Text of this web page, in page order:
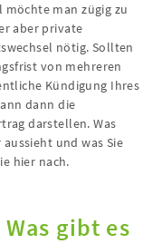
man zügig zu
aber private
nötig. Sollten
von mehreren
Kündigung Ihres
dann die
darstellen. Was
und was Sie
hier nach.
gibt es